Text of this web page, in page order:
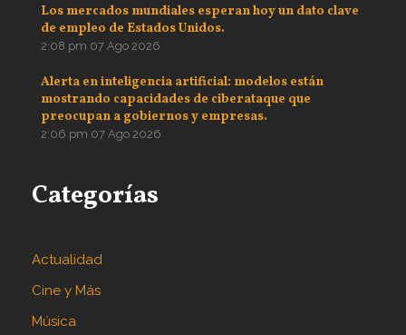
Los mercados mundiales esperan hoy un dato clave
de empleo de Estados Unidos.
2:08 pm 07 Ago 2026
Alerta en inteligencia artificial: modelos están
mostrando capacidades de ciberataque que
preocupan a gobiernos y empresas.
2:06 pm 07 Ago 2026
Categorías
Actualidad
Cine y Más
Música